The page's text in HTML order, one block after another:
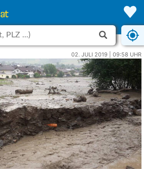
02. JULI 2019 | 09:58 UHR